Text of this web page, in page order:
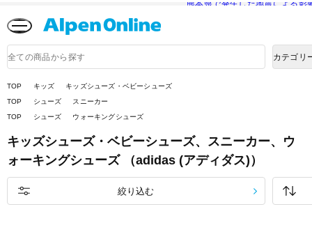
熊本県で発生した地震による影
品
検
カテゴリ
TOP キッズ
キッズシューズ・ベビーシューズ
TOP
シューズ
スニーカー
TOP
シューズ ウォーキングシューズ
キッズシューズ・ベビーシューズ、スニーカー、ウ
ォーキングシューズ （adidas (アディダス)）
絞り込む